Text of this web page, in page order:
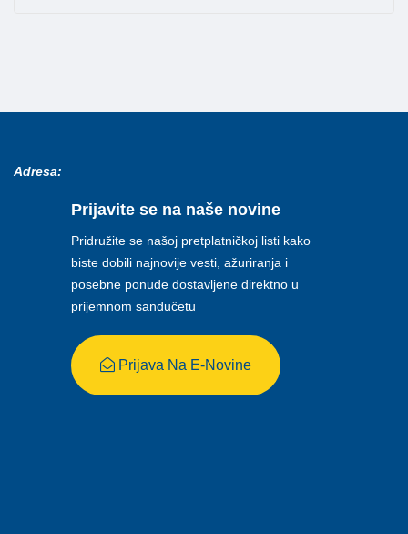
Adresa:
Prijavite se na naše novine
Pridružite se našoj pretplatničkoj listi kako
biste dobili najnovije vesti, ažuriranja i
posebne ponude dostavljene direktno u
prijemnom sandučetu
Prijava Na E-Novine